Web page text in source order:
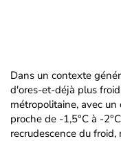
Dans un contexte
d'ores-et-déjà plus
métropolitaine, avec
proche de -1,5°C à -
recrudescence du